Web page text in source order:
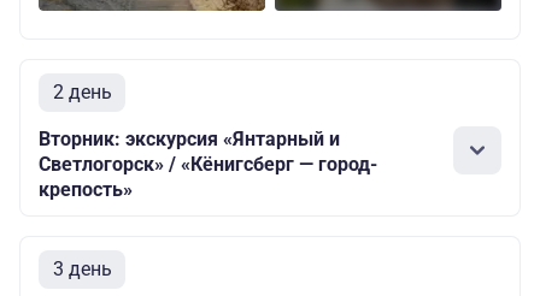
2 день
Вторник: экскурсия «Янтарный и
Светлогорск» / «Кёнигсберг — город-
крепость»
3 день